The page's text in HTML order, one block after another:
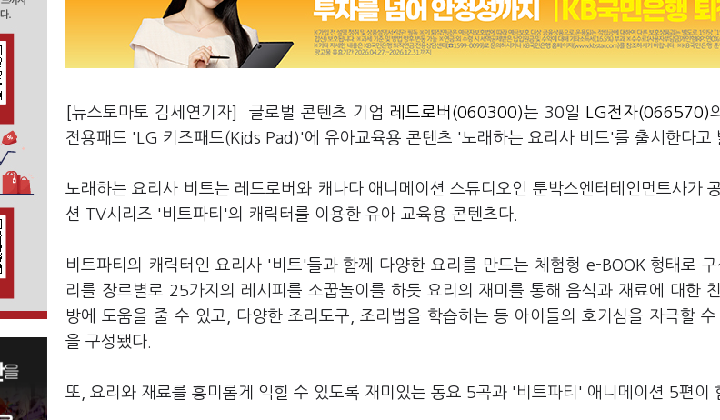
[뉴스토마토 김세연기자] 글로벌 콘텐츠 기업 레드로버(060300)는 30일 LG전자(066570)
전용패드 'LG 키즈패드(Kids Pad)'에 유아교육용 콘텐츠 '노래하는 요리사 비트'를 출시한다고
노래하는 요리사 비트는 레드로버와 캐나다 애니메이션 스튜디오인 툰박스엔터테인먼트사가
션 TV시리즈 '비트파티'의 캐릭터를 이용한 유아 교육용 콘텐츠다.
비트파티의 캐릭터인 요리사 '비트'들과 함께 다양한 요리를 만드는 체험형 e-BOOK 형태로
리를 장르별로 25가지의 레시피를 소꿉놀이를 하듯 요리의 재미를 통해 음식과 재료에 대한
방에 도움을 줄 수 있고, 다양한 조리도구, 조리법을 학습하는 등 아이들의 호기심을 자극할
을 구성됐다.
또, 요리와 재료를 흥미롭게 익힐 수 있도록 재미있는 동요 5곡과 '비트파티' 애니메이션 5편이